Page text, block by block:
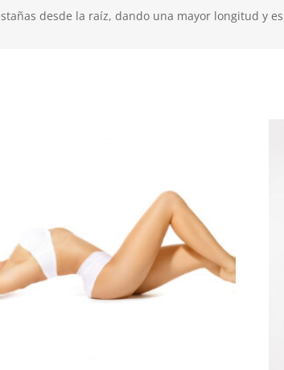
desde la raíz, dando una mayor longitud y